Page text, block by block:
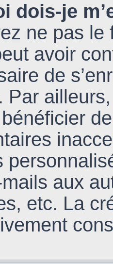
dois-je
ne pas le
avoir
de
Par
mails aux
etc. La